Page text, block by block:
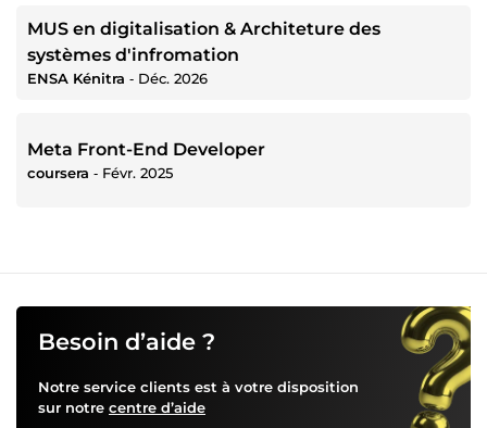
MUS en digitalisation & Architeture des
systèmes d'infromation
ENSA Kénitra ‐ Déc. 2026
Meta Front-End Developer
coursera ‐ Févr. 2025
Besoin d’aide ?
Notre service clients est à votre disposition
sur notre centre d’aide